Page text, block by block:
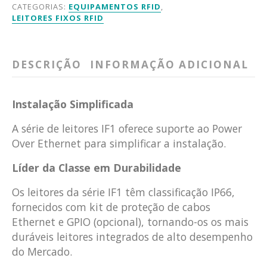
CATEGORIAS: EQUIPAMENTOS RFID,
LEITORES FIXOS RFID
DESCRIÇÃO INFORMAÇÃO ADICIONAL
Instalação Simplificada
A série de leitores IF1 oferece suporte ao Power
Over Ethernet para simplificar a instalação.
Líder da Classe em Durabilidade
Os leitores da série IF1 têm classificação IP66,
fornecidos com kit de proteção de cabos
Ethernet e GPIO (opcional), tornando-os os mais
duráveis leitores integrados de alto desempenho
do Mercado.